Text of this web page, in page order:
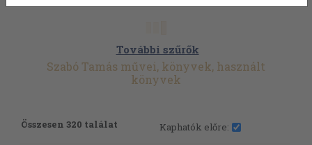
További szűrők
Szabó Tamás művei, könyvek, használt
könyvek
Összesen 320 találat Kaphatók előre: